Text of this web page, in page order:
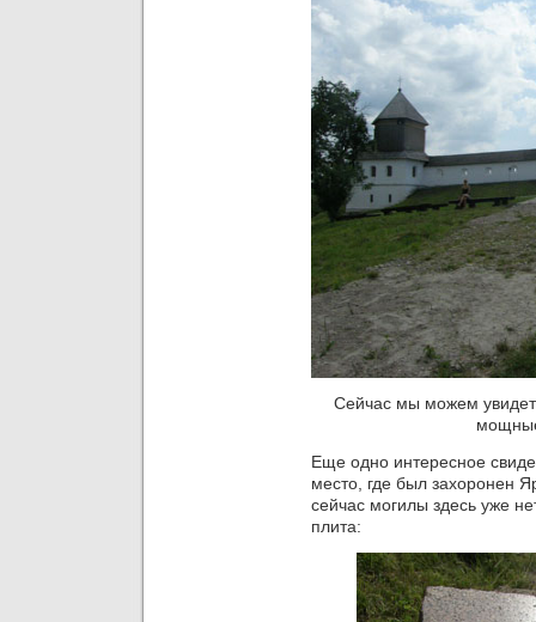
Сейчас мы можем
Еще одно интересное
место, где был захоронен
сейчас могилы здесь уже
плита: